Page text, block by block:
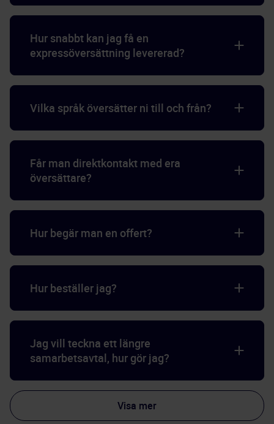
Hur snabbt kan jag få en
expressöversättning levererad?
Vilka språk översätter ni till och från?
Får man direktkontakt med era
översättare?
Hur begär man en offert?
Hur beställer jag?
Jag vill teckna ett längre
samarbetsavtal, hur gör jag?
Visa mer